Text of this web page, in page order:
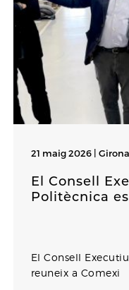
21 maig 2026 | Girona
El Consell
Politècnica
El Consell
reuneix a Comexi